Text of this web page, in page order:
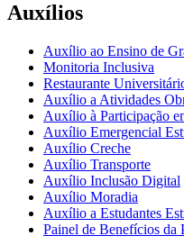
Auxílios
Auxílio ao Ensino de
Monitoria Inclusiva
Restaurante
Auxílio a Atividades
Auxílio à Participação
Auxílio Emergencial
Auxílio Creche
Auxílio Transporte
Auxílio Inclusão Digital
Auxílio Moradia
Auxílio a Estudantes
Painel de Benefícios da